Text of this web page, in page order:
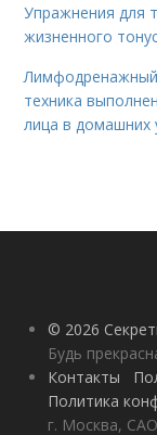
Упражнения для
жизненного
техника
лица в домашних
© 2026
Будь
Контакты
Политика
г. Москва,